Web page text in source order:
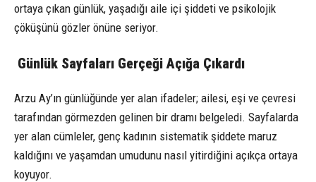
ortaya çıkan günlük, yaşadığı aile içi şiddeti ve psikolojik
çöküşünü gözler önüne seriyor.
Günlük Sayfaları GerçeğiAçığa Çıkardı
Arzu Ay’ın günlüğünde yer alan ifadeler; ailesi, eşi ve çevresi
tarafından görmezden gelinen bir dramı belgeledi. Sayfalarda
yer alan cümleler, genç kadının sistematik şiddete maruz
kaldığını ve yaşamdan umudunu nasıl yitirdiğini açıkça ortaya
koyuyor.